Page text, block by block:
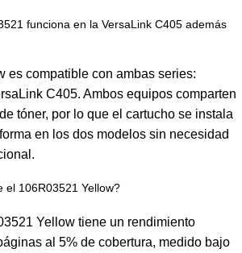
funciona en la VersaLink C405 además
es compatible con ambas series:
C405. Ambos equipos comparten
tóner, por lo que el cartucho se instala
en los dos modelos sin necesidad
el 106R03521 Yellow?
Yellow tiene un rendimiento
al 5% de cobertura, medido bajo